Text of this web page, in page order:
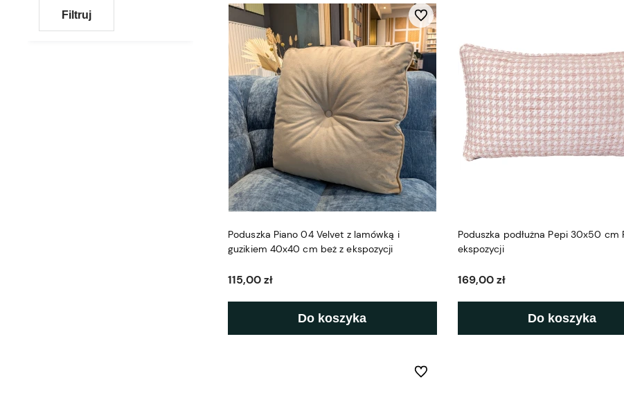
Filtruj
Poduszka Piano 04 Velvet z lamówką i
guzikiem 40x40 cm beż z ekspozycji
115,00 zł
Do koszyka
Do ulubionych
Poduszka podłużna Pepi 30x50 cm
ekspozycji
169,00 zł
Do koszyka
Do ulubionych